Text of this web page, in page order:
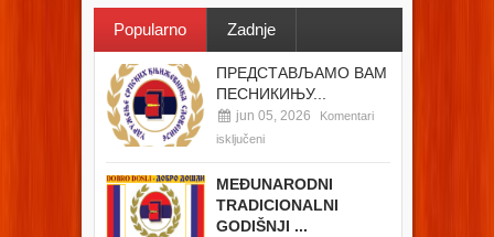
Popularno Zadnje
ПРЕДСТАВЉАМО ВАМ
ПЕСНИКИЊУ...
jun 05, 2026
Komentari
isključeni
MEĐUNARODNI
TRADICIONALNI
GODIŠNJI ...